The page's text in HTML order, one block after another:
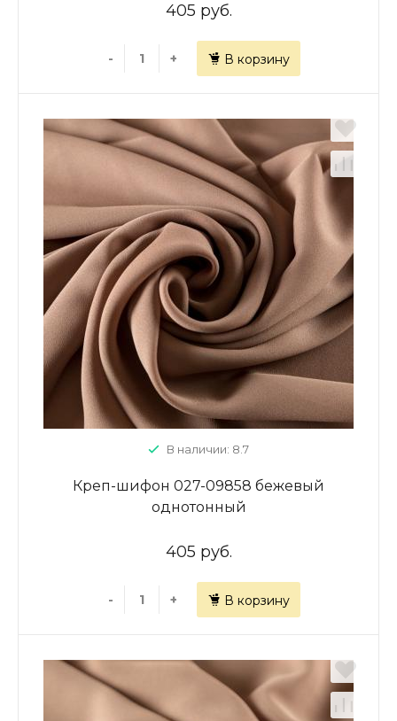
405 руб.
- + В корзину
В наличии: 8.7
Креп-шифон 027-09858 бежевый
однотонный
405 руб.
- + В корзину